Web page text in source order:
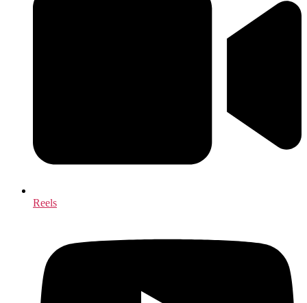
Reels